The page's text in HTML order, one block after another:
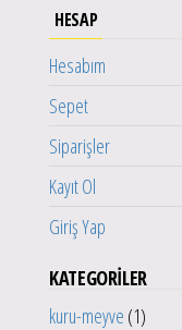
HESAP
Hesabım
Sepet
Siparişler
Kayıt Ol
Giriş Yap
KATEGORİLER
kuru-meyve 1